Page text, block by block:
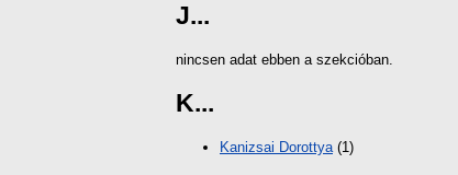
J...
nincsen adat ebben a szekcióban.
K...
Kanizsai Dorottya(1)